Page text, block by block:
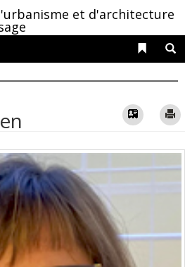
et d'architecture
Liens
Vcard